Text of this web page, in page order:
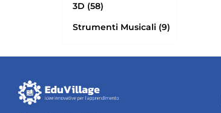
3D (58)
Strumenti Musicali (9)